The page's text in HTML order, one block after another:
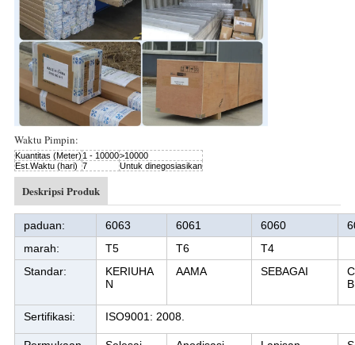
Waktu Pimpin:
Kuantitas (Meter)1 - 10000>10000
Est.Waktu (hari) 7 Untuk dinegosiasikan
Deskripsi Produk
paduan: 6063 6061 6060
marah:
T5 T6
T4
Standar:
KERIUHA
N
AAMA SEBAGAI
B
Sertifikasi: ISO9001: 2008.